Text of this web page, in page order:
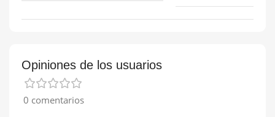
Opiniones de los usuarios
0 comentarios